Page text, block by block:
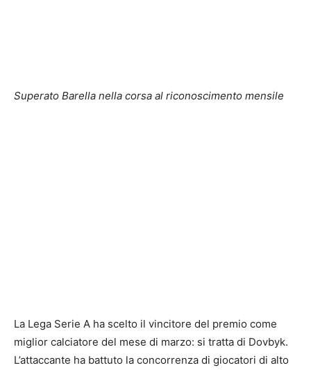
Superato Barella nella corsa al riconoscimento mensile
La Lega Serie A ha scelto il vincitore del premio come
miglior calciatore del mese di marzo: si tratta di Dovbyk.
L’attaccante ha battuto la concorrenza di giocatori di alto